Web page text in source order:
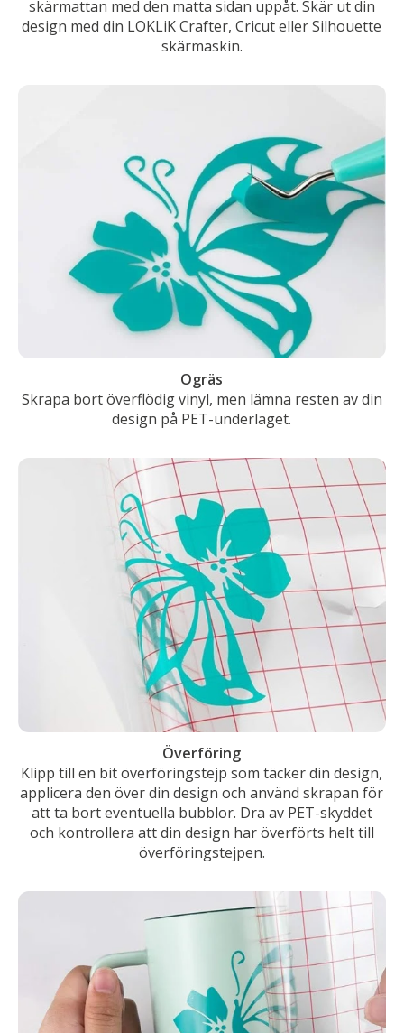
skärmattan med den matta sidan uppåt. Skär ut din
design med din LOKLiK Crafter, Cricut eller Silhouette
skärmaskin.
Ogräs
Skrapa bort överflödig vinyl, men lämna resten av din
design på PET-underlaget.
Överföring
Klipp till en bit överföringstejp som täcker din design,
applicera den över din design och använd skrapan för
att ta bort eventuella bubblor. Dra av PET-skyddet
och kontrollera att din design har överförts helt till
överföringstejpen.